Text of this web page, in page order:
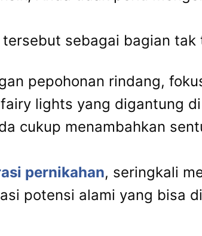
sebagai bagian
pepohonan rindang,
lights yang digantung
cukup menambahkan
pernikahan, seringkali
potensi alami yang bisa